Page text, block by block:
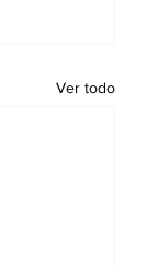
Ver todo